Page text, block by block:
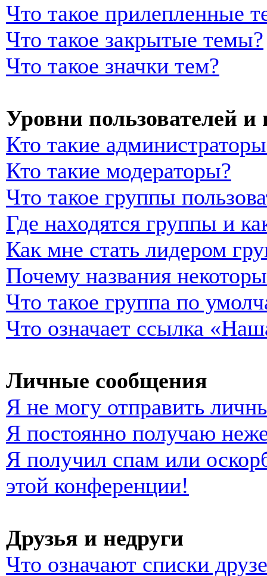
Что такое прилепленные
Что такое закрытые темы?
Что такое значки тем?
Уровни пользователей
Кто такие
Кто такие модераторы?
Что такое группы
Где находятся группы и
Как мне стать лидером
Почему названия
Что такое группа по
Что означает ссылка
Личные сообщения
Я не могу отправить
Я постоянно получаю
Я получил спам или
этой конференции!
Друзья и недруги
Что означают списки